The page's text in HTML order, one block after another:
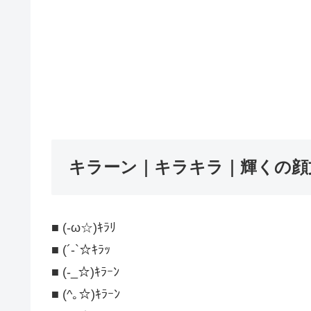
キラーン｜キラキラ｜輝くの
■ (-ω☆)ｷﾗﾘ
■ (´-`☆ｷﾗｯ
■ (-_☆)ｷﾗｰﾝ
■ (^｡☆)ｷﾗｰﾝ